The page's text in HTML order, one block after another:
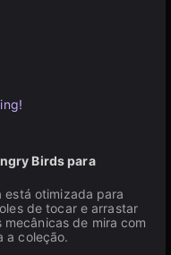
Birds para
está otimizada para
de tocar e arrastar
de mira com
a coleção.